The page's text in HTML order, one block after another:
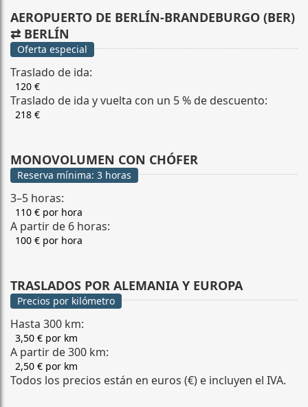
AEROPUERTO DE BERLÍN-BRANDEBURGO (BER)
⇄ BERLÍN
Oferta especial
Traslado de ida:
120 €
Traslado de ida y vuelta con un 5 % de descuento:
218 €
MONOVOLUMEN CON CHÓFER
Reserva mínima: 3 horas
3–5 horas:
110 € por hora
A partir de 6 horas:
100 € por hora
TRASLADOS POR ALEMANIA Y EUROPA
Precios por kilómetro
Hasta 300 km:
3,50 € por km
A partir de 300 km:
2,50 € por km
Todos los precios están en euros (€) e incluyen el IVA.